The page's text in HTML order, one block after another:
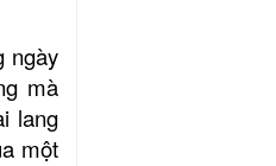
ngày
mà
lang
một